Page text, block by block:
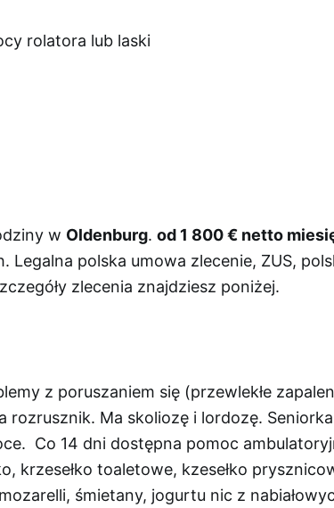
rolatora lub laski
w Oldenburg. od 1 800 € netto
polska umowa zlecenie, ZUS,
zlecenia znajdziesz poniżej.
z poruszaniem się (przewlekłe
Ma skoliozę i lordozę.
Co 14 dni dostępna pomoc
krzesełko toaletowe, kzesełko
śmietany, jogurtu nic z